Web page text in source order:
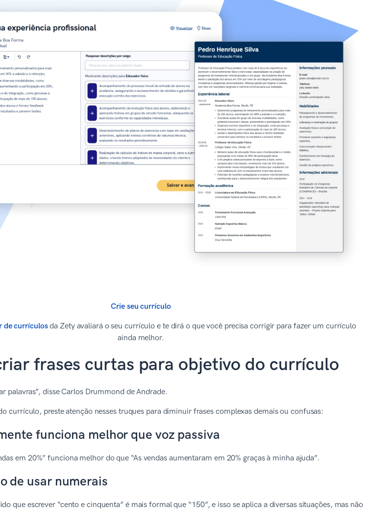
Crie seu currículo
de currículosda Zety avaliará o seu currículo e te dirá o que você precisa corrigir para fazer um currículo
ainda melhor.
frases curtas para objetivo do currículo
palavras”, disse Carlos Drummond de Andrade.
currículo, preste atenção nesses truques para diminuir frases complexas demais ou confusas:
funciona melhor que voz passiva
em 20%” funciona melhor do que “As vendas aumentaram em 20% graças à minha ajuda”.
de usar numerais
que escrever “cento e cinquenta” é mais formal que “150”, e isso se aplica a diversas situações, mas não